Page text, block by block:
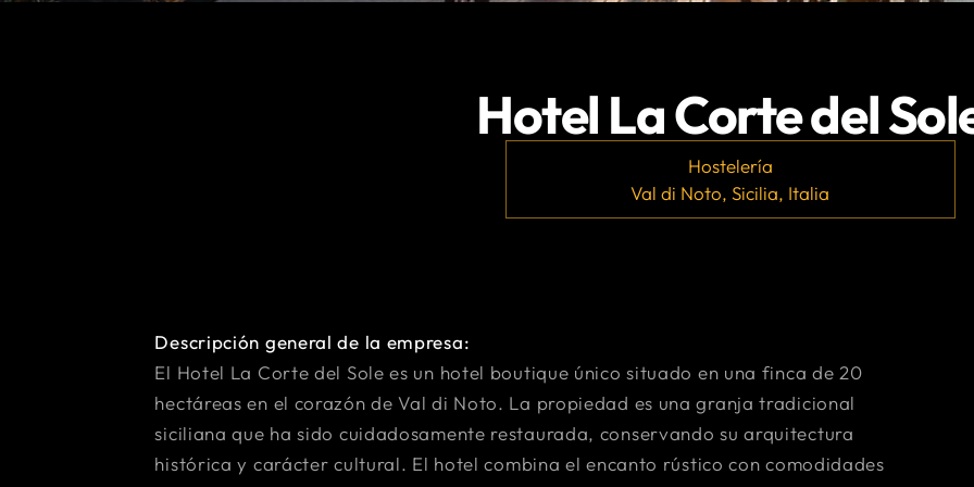
Hotel La Corte del
Hostelería
Val di Noto, Sicilia, Italia
Descripción general de la empresa:
El Hotel La Corte del Sole es un hotel boutique único situado en una finca de 20
hectáreas en el corazón de Val di Noto. La propiedad es una granja tradicional
siciliana que ha sido cuidadosamente restaurada, conservando su arquitectura
histórica y carácter cultural. El hotel combina el encanto rústico con comodidades